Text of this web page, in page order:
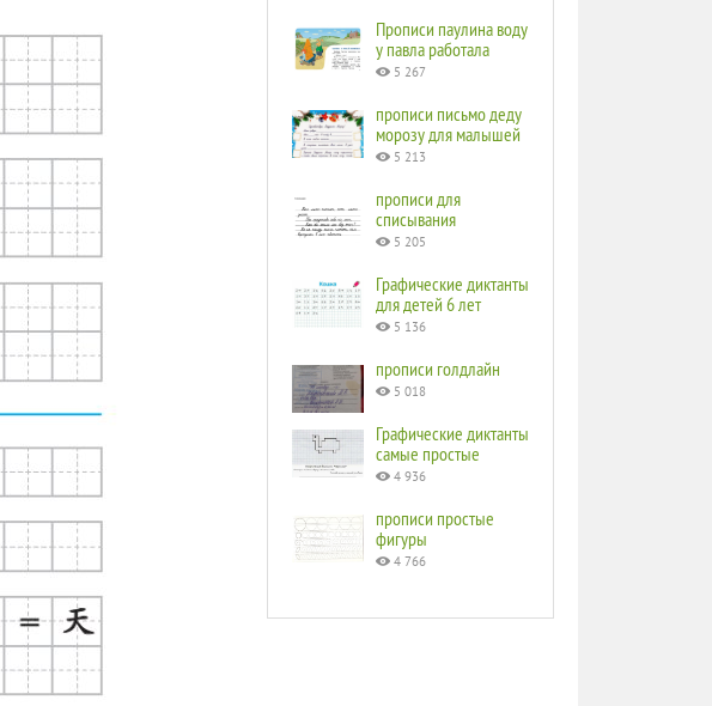
Прописи паулина воду
у павла работала
5 267
прописи письмо деду
морозу для малышей
5 213
прописи для
списывания
5 205
Графические диктанты
для детей 6 лет
5 136
прописи голдлайн
5 018
Графические диктанты
самые простые
4 936
прописи простые
фигуры
4 766